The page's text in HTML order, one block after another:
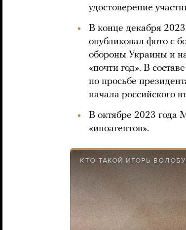
удостоверение
В конце декабря
опубликовал фото с
обороны Украины и
«почти год». В
по просьбе
начала российского
В октябре 2023 года
«иноагентов».
КТО ТАКОЙ ИГОРЬ